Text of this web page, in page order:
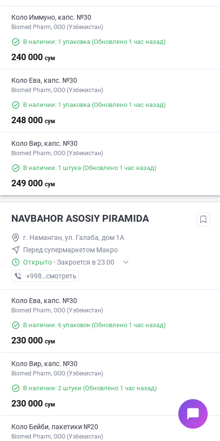
Коло Иммуно, капс. №30
Biomed Pharm, OOO (Узбекистан)
В наличии: 1 упаковка (Обновлено 1 час назад)
240 000 сум
Коло Ева, капс. №30
Biomed Pharm, OOO (Узбекистан)
В наличии: 1 упаковка (Обновлено 1 час назад)
248 000 сум
Коло Вир, капс. №30
Biomed Pharm, OOO (Узбекистан)
В наличии: 1 штука (Обновлено 1 час назад)
249 000 сум
NAVBAHOR ASOSIY PIRAMIDA
г. Наманган, ул. Галаба, дом 1А
Перед супермаркетом Макро
Открыто · Закроется в 23:00
+998 (69) XXX-XX-XX
смотреть
Коло Ева, капс. №30
Biomed Pharm, OOO (Узбекистан)
В наличии: 6 упаковок (Обновлено 1 час назад)
230 000 сум
Коло Вир, капс. №30
Biomed Pharm, OOO (Узбекистан)
В наличии: 2 штуки (Обновлено 1 час назад)
230 000 сум
Коло Бейби, пакетики №20
Biomed Pharm, OOO (Узбекистан)
chat_bubble